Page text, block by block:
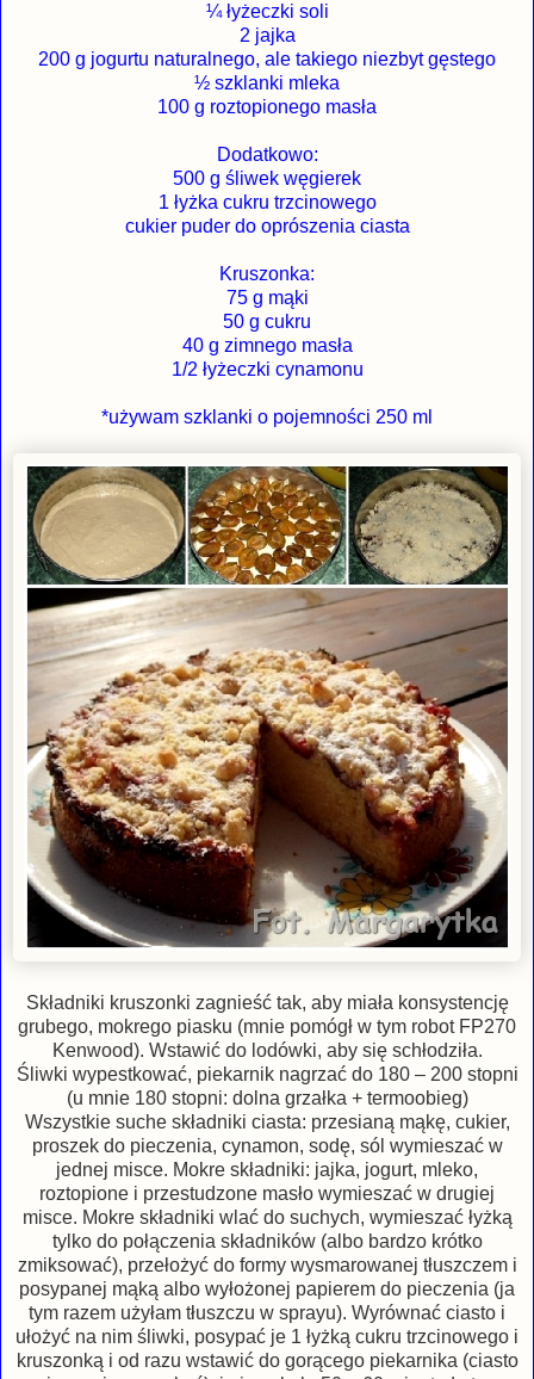
¼ łyżeczki soli
2 jajka
200 g jogurtu naturalnego, ale takiego niezbyt gęstego
½ szklanki mleka
100 g roztopionego masła
Dodatkowo:
500 g śliwek węgierek
1 łyżka cukru trzcinowego
cukier puder do oprószenia ciasta
Kruszonka:
75 g mąki
50 g cukru
40 g zimnego masła
1/2 łyżeczki cynamonu
*używam szklanki o pojemności 250 ml
Składniki kruszonki zagnieść tak, aby miała konsystencję
grubego, mokrego piasku (mnie pomógł w tym robot FP270
Kenwood). Wstawić do lodówki, aby się schłodziła.
Śliwki wypestkować, piekarnik nagrzać do 180 – 200 stopni
(u mnie 180 stopni: dolna grzałka + termoobieg)
Wszystkie suche składniki ciasta: przesianą mąkę, cukier,
proszek do pieczenia, cynamon, sodę, sól wymieszać w
jednej misce. Mokre składniki: jajka, jogurt, mleko,
roztopione i przestudzone masło wymieszać w drugiej
misce. Mokre składniki wlać do suchych, wymieszać łyżką
tylko do połączenia składników (albo bardzo krótko
zmiksować), przełożyć do formy wysmarowanej tłuszczem i
posypanej mąką albo wyłożonej papierem do pieczenia (ja
tym razem użyłam tłuszczu w sprayu). Wyrównać ciasto i
ułożyć na nim śliwki, posypać je 1 łyżką cukru trzcinowego i
kruszonką i od razu wstawić do gorącego piekarnika (ciasto